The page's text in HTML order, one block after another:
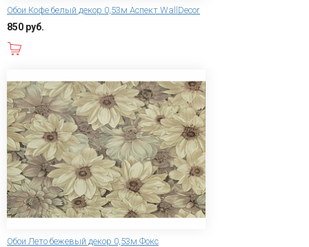
Обои Кофе белый декор 0,53м Аспект WallDecor
850 руб.
Обои Лето бежевый декор 0,53м Фокс